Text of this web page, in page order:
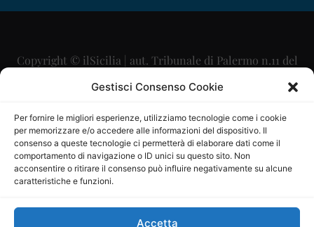
Gestisci Consenso Cookie
Per fornire le migliori esperienze, utilizziamo tecnologie come i cookie
per memorizzare e/o accedere alle informazioni del dispositivo. Il
consenso a queste tecnologie ci permetterà di elaborare dati come il
comportamento di navigazione o ID unici su questo sito. Non
acconsentire o ritirare il consenso può influire negativamente su alcune
caratteristiche e funzioni.
Accetta
Copyright © ilSicilia | aut. Tribunale di Palermo n.11 del
29/09/2015
Direttore Editoriale: Maurizio Scaglione
Direttore Responsabile: Maria Calabrese
P.IVA: 06334930820